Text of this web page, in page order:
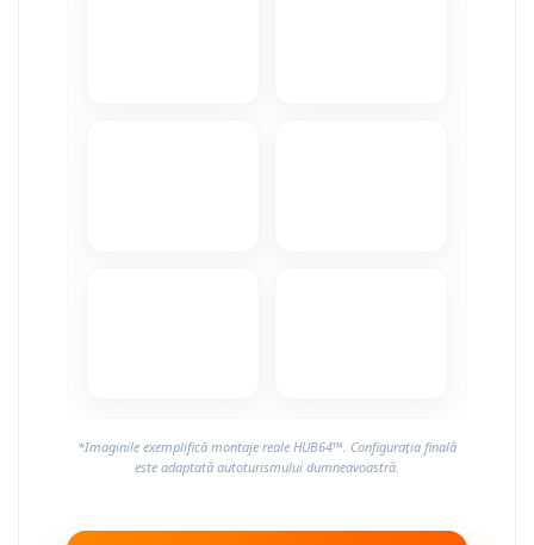
*Imaginile exemplifică montaje reale HUB64™. Configurația finală
este adaptată autoturismului dumneavoastră.